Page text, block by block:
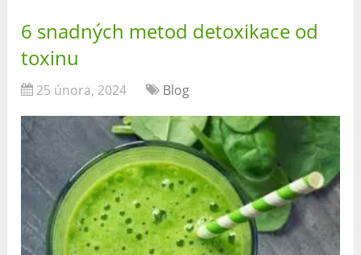
6 snadných metod detoxikace od
toxinu
25 února, 2024 Blog